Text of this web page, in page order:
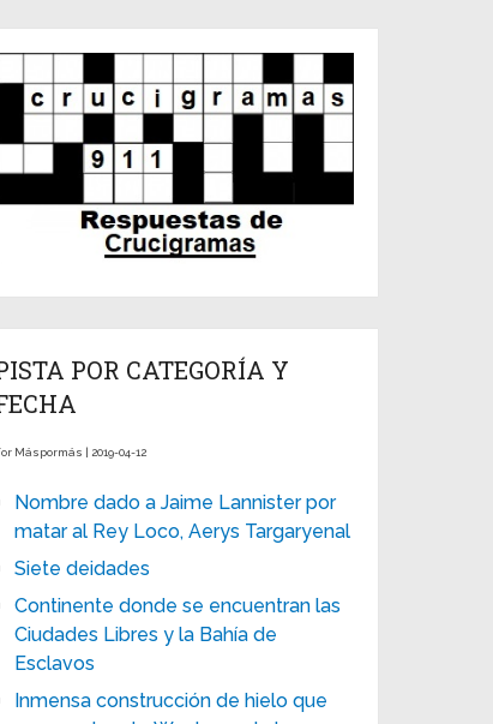
POR CATEGORÍA Y
Máspormás | 2019-04-12
Nombre dado a Jaime Lannister por
matar al Rey Loco, Aerys Targaryenal
Siete deidades
Continente donde se encuentran las
Ciudades Libres y la Bahía de
Esclavos
Inmensa construcción de hielo que